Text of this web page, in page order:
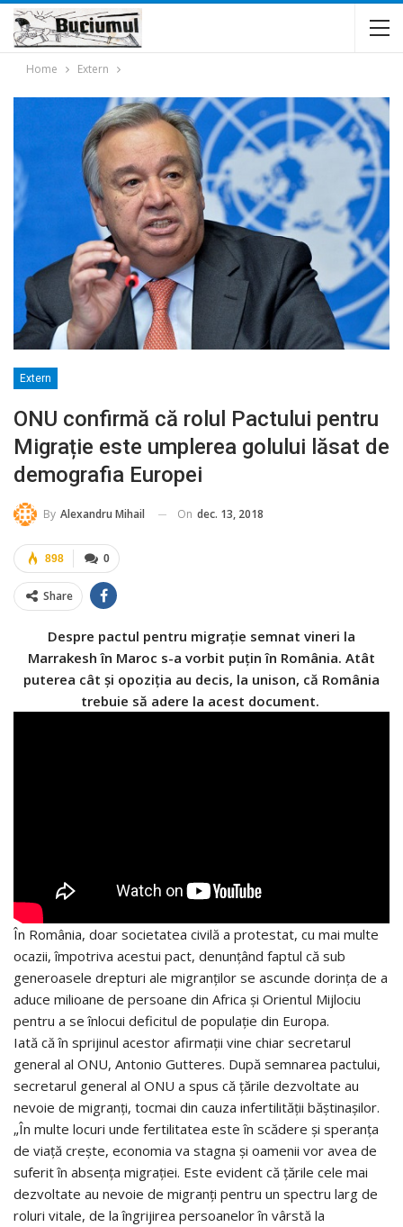
Home Extern
Extern
ONU confirmă că rolul Pactului pentru
Migrație este umplerea golului lăsat de
demografia Europei
By Alexandru Mihail On dec. 13, 2018
0
898
Share
Despre pactul pentru migrație semnat vineri la
Marrakesh în Maroc s-a vorbit puțin în România. Atât
puterea cât și opoziția au decis, la unison, că România
trebuie să adere la acest document.
În România, doar societatea civilă a protestat, cu mai multe
ocazii, împotriva acestui pact, denunțând faptul că sub
generoasele drepturi ale migranților se ascunde dorința de a
aduce milioane de persoane din Africa și Orientul Mijlociu
pentru a se înlocui deficitul de populație din Europa.
Iată că în sprijinul acestor afirmații vine chiar secretarul
general al ONU, Antonio Gutteres. După semnarea pactului,
secretarul general al ONU a spus că țările dezvoltate au
nevoie de migranți, tocmai din cauza infertilității băștinașilor.
„În multe locuri unde fertilitatea este în scădere și speranța
de viață crește, economia va stagna și oamenii vor avea de
suferit în absența migrației. Este evident că țările cele mai
dezvoltate au nevoie de migranți pentru un spectru larg de
roluri vitale, de la îngrijirea persoanelor în vârstă la